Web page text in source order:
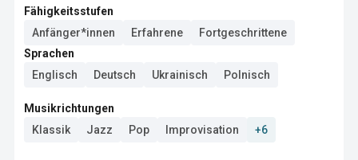
Fähigkeitsstufen
Anfänger*innen
Erfahrene
Fortgeschrittene
Sprachen
Englisch
Deutsch Ukrainisch Polnisch
Musikrichtungen
Klassik
Jazz Pop Improvisation +6